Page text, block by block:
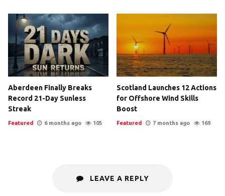
Aberdeen Finally Breaks
Record 21-Day Sunless
Streak
Featured 6 months ago 105
Scotland Launches 12 Actions
for Offshore Wind Skills
Boost
Featured 7 months ago 169
LEAVE A REPLY